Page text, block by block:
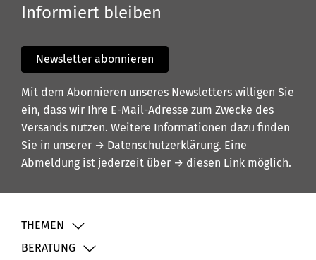
Informiert bleiben
Newsletter abonnieren
Mit dem Abonnieren unseres Newsletters willigen Sie
ein, dass wir Ihre E-Mail-Adresse zum Zwecke des
Versands nutzen. Weitere Informationen dazu finden
Sie in unserer → Datenschutzerklärung. Eine
Abmeldung ist jederzeit über → diesen Link möglich.
THEMEN
BERATUNG